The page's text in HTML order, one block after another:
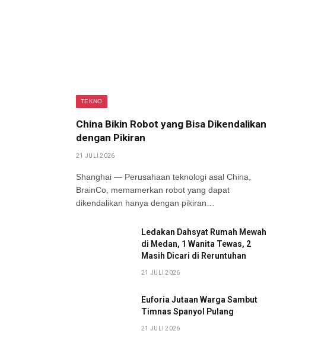
TEKNO
China Bikin Robot yang Bisa Dikendalikan
dengan Pikiran
21 JULI 2026
Shanghai — Perusahaan teknologi asal China,
BrainCo, memamerkan robot yang dapat
dikendalikan hanya dengan pikiran…
Ledakan Dahsyat Rumah Mewah
di Medan, 1 Wanita Tewas, 2
Masih Dicari di Reruntuhan
21 JULI 2026
Euforia Jutaan Warga Sambut
Timnas Spanyol Pulang
21 JULI 2026